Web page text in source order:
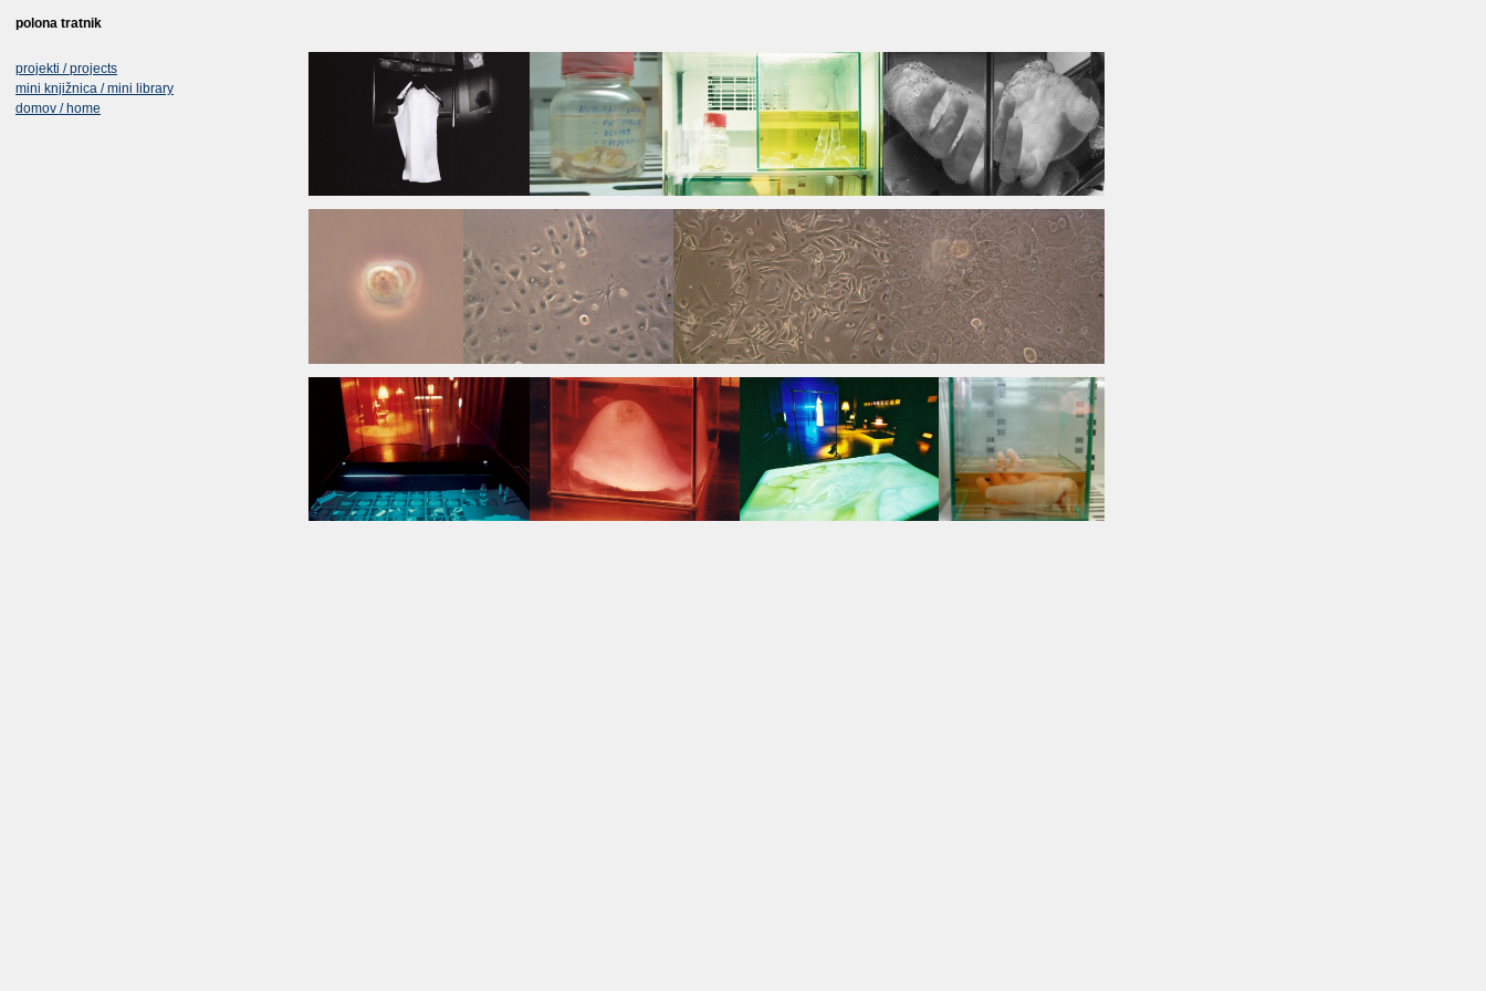
polona tratnik
projekti / projects
mini knjižnica / mini library
domov / home